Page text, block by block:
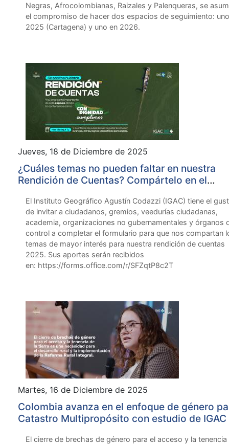
Negras, Afrocolombianas, Raizales y Palenqueras, se
el compromiso de hacer dos espacios de seguimiento:
2025 (Cartagena) y uno en 2026.
Jueves, 18 de Diciembre de 2025
¿Cuáles temas no pueden faltar en nuestra
Rendición de Cuentas? Compártelo en el
El Instituto Geográfico Agustín Codazzi (IGAC) tiene el
de invitar a ciudadanos, gremios, veedurías ciudadanas,
academia, organizaciones no gubernamentales y órganos
control a completar el formulario para que nos compartan
temas de mayor interés para nuestra rendición de cuentas
2025. Sus aportes serán recibidos
en: https://forms.office.com/r/SFZqtP8c2T
Martes, 16 de Diciembre de 2025
Colombia avanza en el enfoque de género
Catastro Multipropósito con estudio de IGAC
El cierre de brechas de género para el acceso y la tenencia